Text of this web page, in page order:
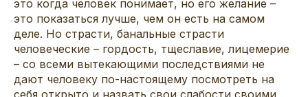
это когда человек понимает, но его желание –
это показаться лучше, чем он есть на самом
деле. Но страсти, банальные страсти
человеческие – гордость, тщеславие, лицемерие
– со всеми вытекающими последствиями не
дают человеку по-настоящему посмотреть на
себя открыто и назвать свои слабости своими